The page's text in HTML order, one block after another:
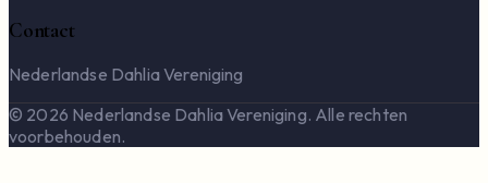
Contact
Nederlandse Dahlia Vereniging
© 2026 Nederlandse Dahlia Vereniging. Alle rechten
voorbehouden.